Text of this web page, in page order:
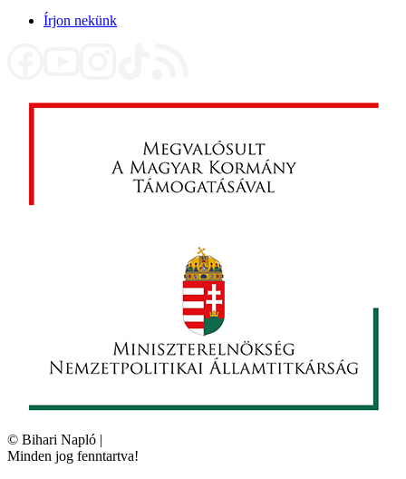
Írjon nekünk
© Bihari Napló |
Minden jog fenntartva!